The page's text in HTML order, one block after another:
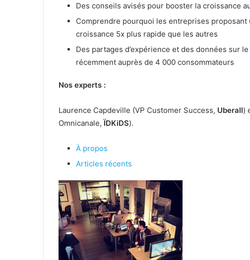
Des conseils avisés pour booster la croissance
Comprendre pourquoi les entreprises
croissance 5x plus rapide que les autres
Des partages d’expérience et des données sur
récemment auprès de 4 000 consommateurs
Nos experts :
Laurence Capdeville (VP Customer Success, Uberall)
Omnicanale,ÏDKiDS).
À propos
Articles récents